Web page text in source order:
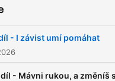
- I závist umí pomáhat
- Mávni rukou, a změníš